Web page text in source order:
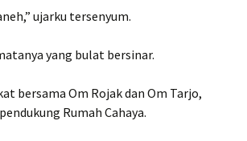
ujarku tersenyum.
yang bulat bersinar.
bersama Om Rojak dan Om Tarjo,
Rumah Cahaya.